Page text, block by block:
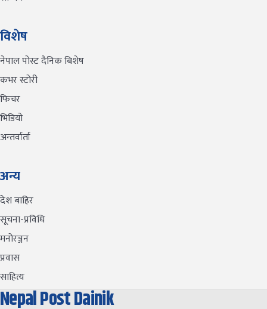
विशेष
नेपाल पोस्ट दैनिक बिशेष
कभर स्टोरी
फिचर
भिडियो
अन्तर्वार्ता
अन्य
देश बाहिर
सूचना-प्रविधि
मनोरञ्जन
प्रवास
साहित्य
Nepal Post Dainik